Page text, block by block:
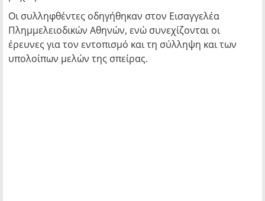
Οι συλληφθέντες οδηγήθηκαν στον Εισαγγελέα
Πλημμελειοδικών Αθηνών, ενώ συνεχίζονται οι
έρευνες για τον εντοπισμό και τη σύλληψη και των
υπολοίπων μελών της σπείρας.